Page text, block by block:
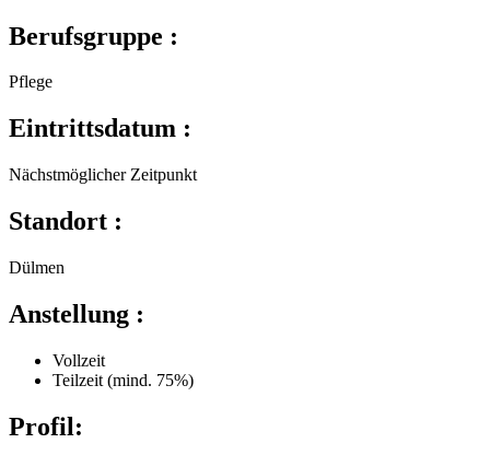
Berufsgruppe :
Pflege
Eintrittsdatum :
Nächstmöglicher Zeitpunkt
Standort :
Dülmen
Anstellung :
Vollzeit
Teilzeit (mind. 75%)
Profil: